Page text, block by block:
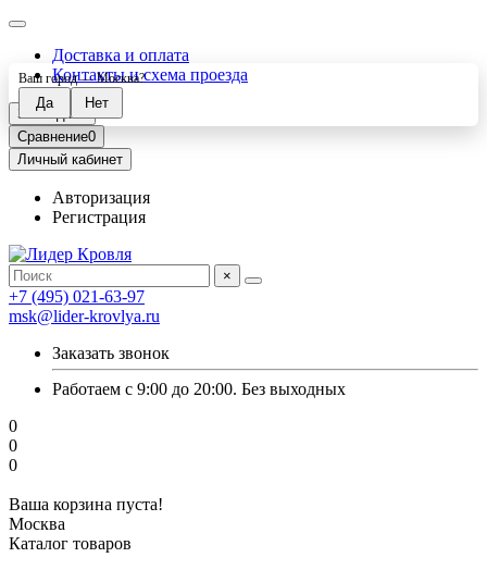
Доставка и оплата
Контакты и схема проезда
Закладки0
Сравнение0
Личный кабинет
Авторизация
Регистрация
×
+7 (495) 021-63-97
msk@lider-krovlya.ru
Заказать звонок
Работаем с 9:00 до 20:00. Без выходных
0
0
0
Ваша корзина пуста!
Москва
Ваш город —Москва?
Каталог товаров